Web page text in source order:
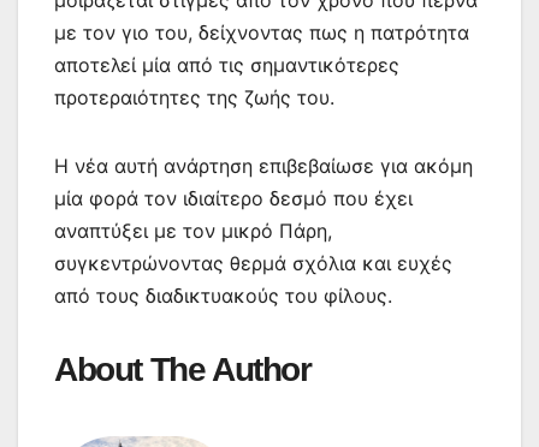
με τον γιο του, δείχνοντας πως η πατρότητα
αποτελεί μία από τις σημαντικότερες
προτεραιότητες της ζωής του.
Η νέα αυτή ανάρτηση επιβεβαίωσε για ακόμη
μία φορά τον ιδιαίτερο δεσμό που έχει
αναπτύξει με τον μικρό Πάρη,
συγκεντρώνοντας θερμά σχόλια και ευχές
από τους διαδικτυακούς του φίλους.
About The Author